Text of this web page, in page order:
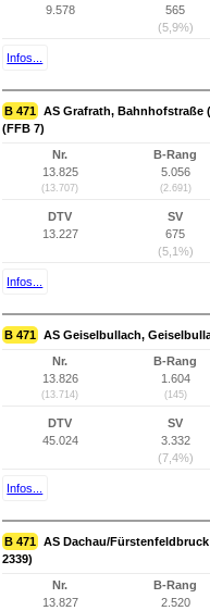
9.578
565
(5,9%)
Infos...
B 471 AS Grafrath, Bahnhofstraße
(FFB 7)
Nr.
13.825
(13.707)
B-Rang
5.056
(2.691)
DTV
13.227
SV
675
(5,1%)
Infos...
B 471 AS Geiselbullach,
Nr.
13.826
(13.714)
B-Rang
1.604
(145)
DTV
45.024
SV
3.332
(7,4%)
Infos...
B 471 AS Dachau/
2339)
Nr.
13.827
B-Rang
2.520